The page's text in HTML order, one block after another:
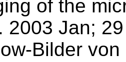
of the
2003 Jan;
Bilder